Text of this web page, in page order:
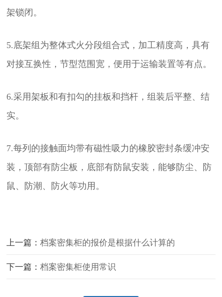
架锁闭。
5.底架组为整体式火分段组合式，加工精度高，具有
对接互换性，节型范围宽，便用于运输装置等有点。
6.采用架板和有扣勾的挂板和挡杆，组装后平整、结
实。
7.每列的接触面均带有磁性吸力的橡胶密封条缓冲安
装，顶部有防尘板，底部有防鼠安装，能够防尘、防
鼠、防潮、防火等功用。
上一篇：档案密集柜的报价是根据什么计算的
下一篇：档案密集柜使用常识